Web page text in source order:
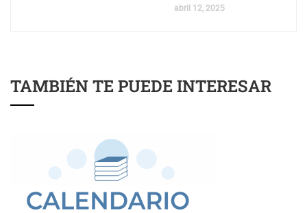
abril 12, 2025
TAMBIÉN TE PUEDE INTERESAR